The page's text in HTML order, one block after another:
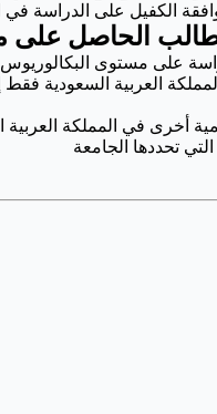
الكفيل على الدراسة في
الحاصل
العربية السعودية
أخرى في المملكة العربية
تحددها الجامعة